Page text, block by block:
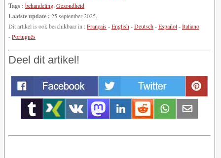
Tags : behandeling Gezondheid
Laatste update : 25 september 2025.
Dit artikel is ook beschikbaar in :Français-English-Deutsch-Español-Italiano
-Português
Deel dit artikel!